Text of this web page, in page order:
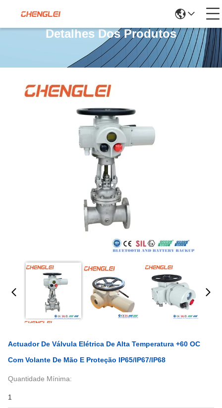
Detalhes Dos Produtos
Actuador De Válvula Elétrica De Alta Temperatura +60 OC
Com Volante De Mão E Proteção IP65/IP67/IP68
Quantidade Mínima:
1